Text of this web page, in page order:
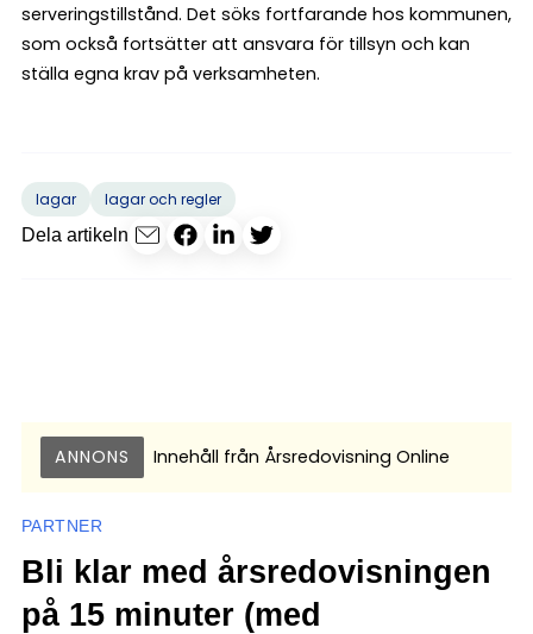
serveringstillstånd. Det söks fortfarande hos kommunen,
som också fortsätter att ansvara för tillsyn och kan
ställa egna krav på verksamheten.
lagar
lagar och regler
Dela artikeln
ANNONS Innehåll från Årsredovisning Online
PARTNER
Bli klar med årsredovisningen
på 15 minuter (med